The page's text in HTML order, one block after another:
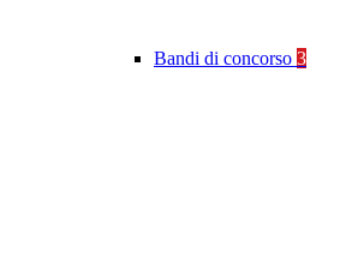
Bandi di concorso 3